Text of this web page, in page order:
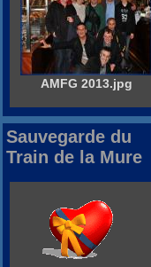
AMFG 2013.jpg
Sauvegarde du
Train de la Mure